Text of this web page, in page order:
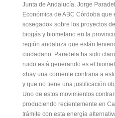
Junta de Andalucía, Jorge
Económica de ABC Córdoba que
sosegado» sobre los proyectos
biogás y biometano en la
región andaluza que están
ciudadano. Paradela ha sido
ruido está generando es el
«hay una corriente contraria a
y que no tiene una justificación
Uno de estos movimientos
produciendo recientemente en
trámite con esta energía